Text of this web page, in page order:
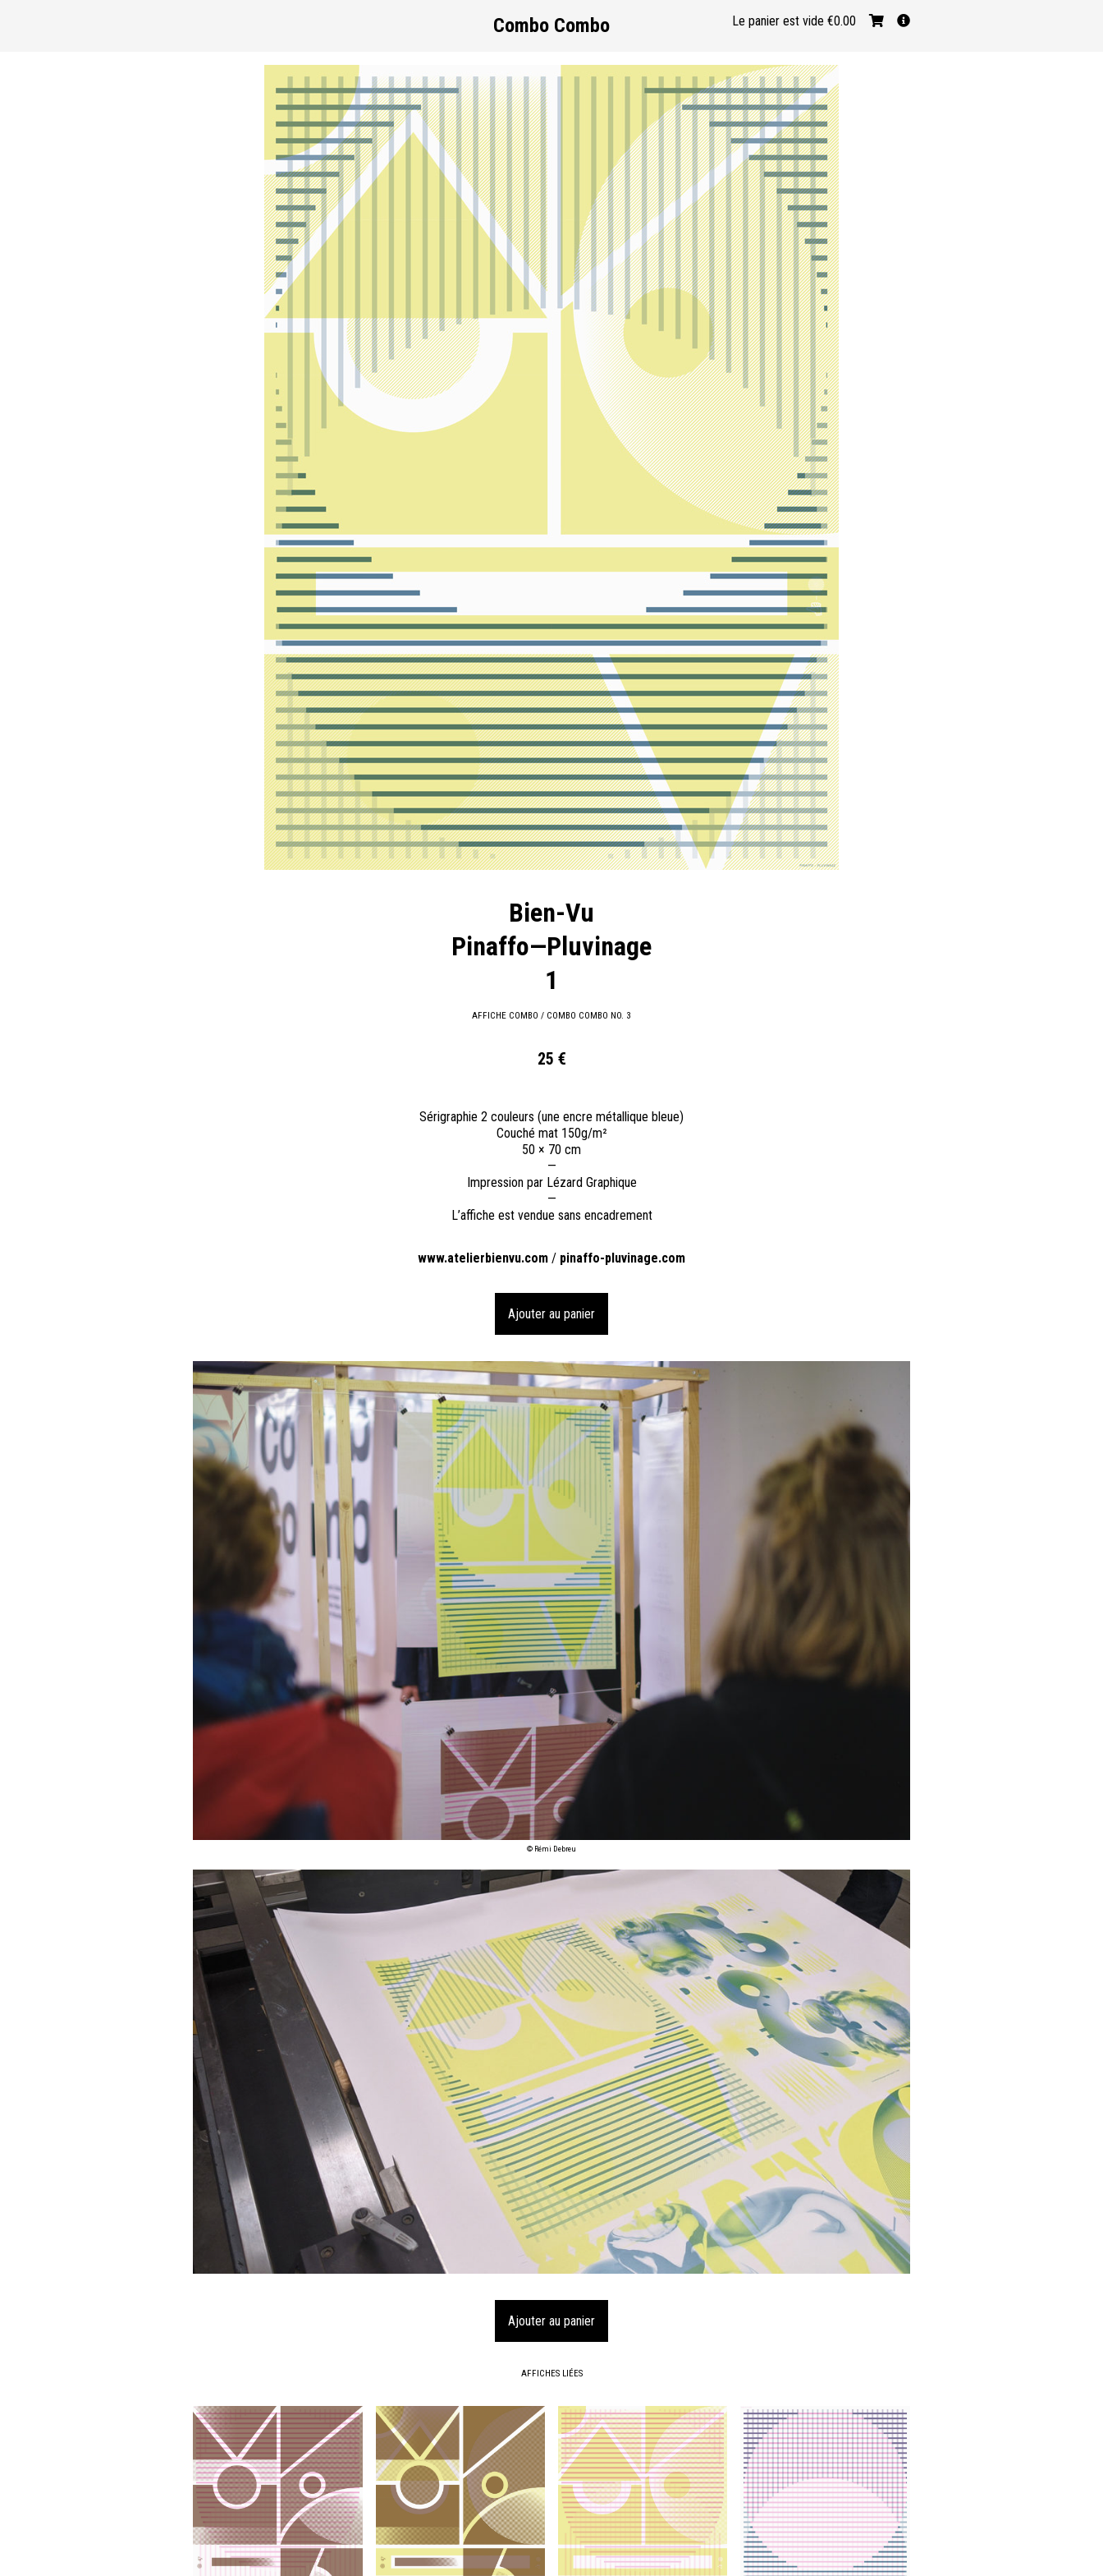
Combo Combo Le panier est vide €0.00
Bien-Vu
Pinaffo—Pluvinage
1
AFFICHE COMBO / COMBO COMBO NO. 3
25 €
Sérigraphie 2 couleurs (une encre métallique bleue)
Couché mat 150g/m²
50 × 70 cm
—
Impression par Lézard Graphique
—
L’affiche est vendue sans encadrement
www.atelierbienvu.com / pinaffo-pluvinage.com
© Rémi Debreu
AFFICHES LIÉES